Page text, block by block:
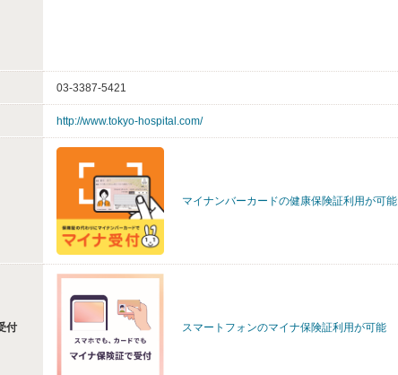
03-3387-5421
http://www.tokyo-hospital.com/
マイナンバーカードの健康保険証利用が可能
付 スマートフォンのマイナ保険証利用が可能